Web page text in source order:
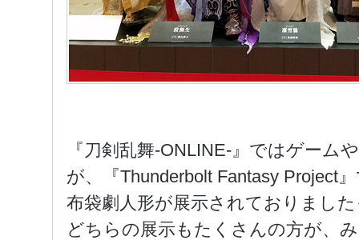
『刀剣乱舞-ONLINE-』ではゲーム
が、『Thunderbolt Fantasy Project
布袋劇人形が展示されておりまし
どちらの展示もたくさんの方が、